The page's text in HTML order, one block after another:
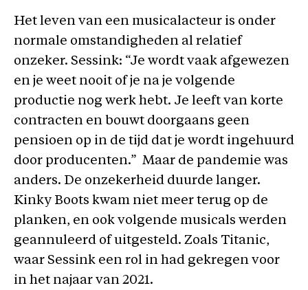
Het leven van een musicalacteur is onder
normale omstandigheden al relatief
onzeker. Sessink: “Je wordt vaak afgewezen
en je weet nooit of je na je volgende
productie nog werk hebt. Je leeft van korte
contracten en bouwt doorgaans geen
pensioen op in de tijd dat je wordt ingehuurd
door producenten.” Maar de pandemie was
anders. De onzekerheid duurde langer.
Kinky Boots kwam niet meer terug op de
planken, en ook volgende musicals werden
geannuleerd of uitgesteld. Zoals Titanic,
waar Sessink een rol in had gekregen voor
in het najaar van 2021.